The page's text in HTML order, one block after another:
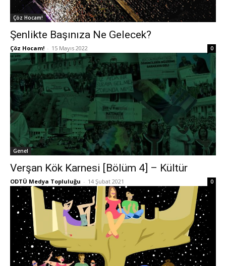
Çöz Hocam!
Şenlikte Başınıza Ne Gelecek?
Çöz Hocam! - 15 Mayıs 2022 0
Genel
Verşan Kök Karnesi [Bölüm 4] – Kültür
ODTÜ Medya Topluluğu - 14 Şubat 2021 0